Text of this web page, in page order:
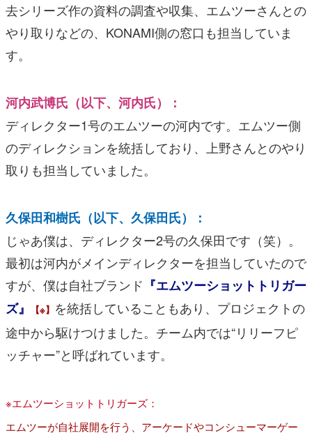
去シリーズ作の資料の調査や収集、エムツーさんとの
やり取りなどの、KONAMI側の窓口も担当していま
す。
河内武博氏（以下、河内氏）：
ディレクター1号のエムツーの河内です。エムツー側
のディレクションを統括しており、上野さんとのやり
取りも担当していました。
久保田和樹氏（以下、久保田氏）：
じゃあ僕は、ディレクター2号の久保田です（笑）。
最初は河内がメインディレクターを担当していたので
すが、僕は自社ブランド 『エムツーショットトリガー
ズ』
【※】 を統括していることもあり、プロジェクトの
途中から駆けつけました。チーム内では“リリーフピ
ッチャー”と呼ばれています。
※エムツーショットトリガーズ：
エムツーが自社展開を行う、アーケードやコンシューマーゲー